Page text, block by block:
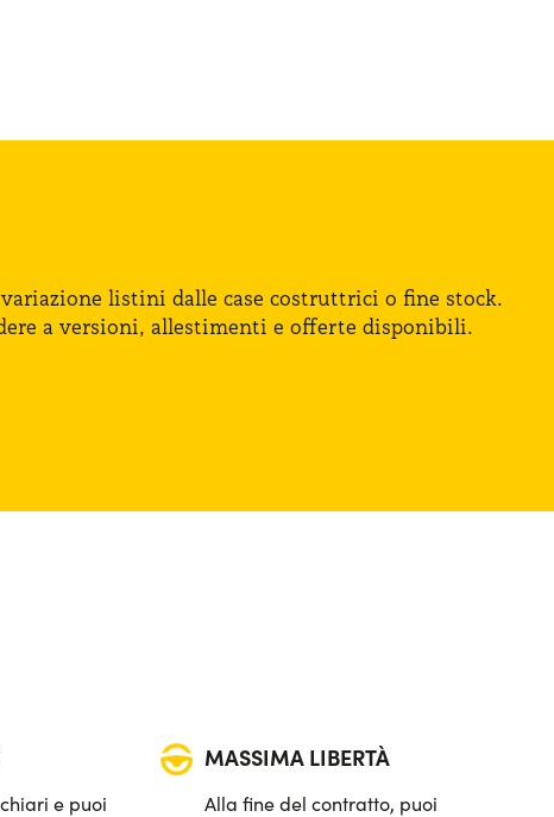
listini dalle case costruttrici o fine stock.
a versioni, allestimenti e offerte disponibili.
e puoi
MASSIMA LIBERTÀ
Alla fine del contratto, puoi